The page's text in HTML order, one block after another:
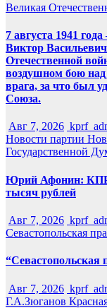
Великая
7 августа 1941
Виктор
Отечественной
воздушном бою
врага, за что был
Союза.
Авг 7, 2026
Новости партии
Государственной
Юрий Афонин:
тысяч рублей
Авг 7, 2026
Севастопольская
“Севастопольская
Авг 7, 2026
Г.А.Зюганов